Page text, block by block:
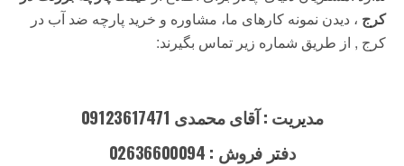
کرج ، دیدن نمونه کارهای ما، مشاوره و خرید پارچه ضد آب در
کرج , از طریق شماره زیر تماس بگیرند:
مدیریت : آقای محمدی 09123617471
دفتر فروش : 02636600094